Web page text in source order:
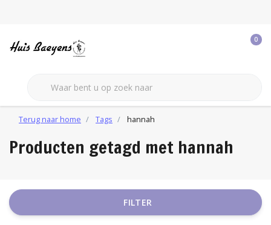
0
Terug naar home Tags hannah
Producten getagd met hannah
FILTER